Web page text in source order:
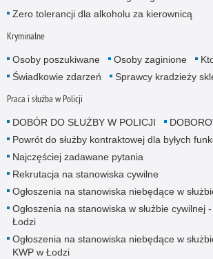
Zero tolerancji dla alkoholu za kierownicą
Kryminalne
Osoby poszukiwane Osoby zaginione
Świadkowie zdarzeń
Sprawcy kradzieży
Praca i służba w Policji
DOBÓR DO SŁUŻBY W POLICJI
Powrót do służby kontraktowej dla byłych
Najczęściej zadawane pytania
Rekrutacja na stanowiska cywilne
Ogłoszenia na stanowiska niebędące w
Ogłoszenia na stanowiska w służbie cywilnej
Łodzi
Ogłoszenia na stanowiska niebędące w
KWP w Łodzi